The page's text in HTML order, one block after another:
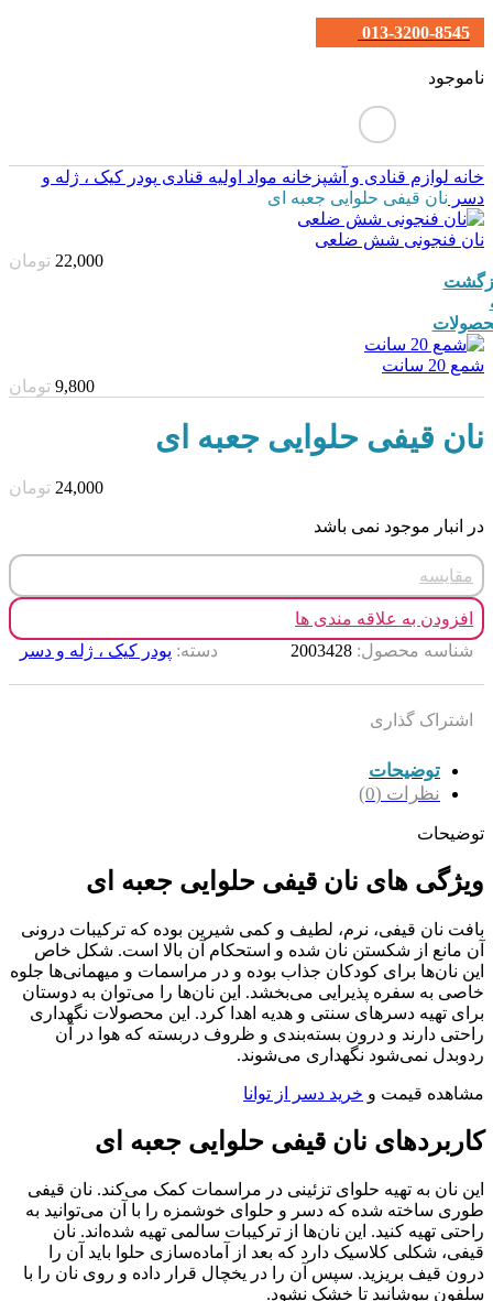
013-3200-8545
ناموجود
خانه لوازم قنادی و آشپزخانه مواد اولیه قنادی پودر کیک ، ژله و
دسر نان قیفی حلوایی جعبه ای
نان فنجونی شش ضلعی
22,000 تومان
شمع 20 سانت
9,800 تومان
نان قیفی حلوایی جعبه ای
24,000 تومان
در انبار موجود نمی باشد
مقایسه
افزودن به علاقه مندی ها
شناسه محصول: 2003428 دسته: پودر کیک ، ژله و دسر
اشتراک گذاری
توضیحات
نظرات (0)
توضیحات
ویژگی های نان قیفی حلوایی جعبه ای
بافت نان قیفی، نرم، لطیف و کمی شیرین بوده که ترکیبات درونی
آن مانع از شکستن نان شده و استحکام آن بالا است. شکل خاص
این نان‌ها برای کودکان جذاب بوده و در مراسمات و میهمانی‌ها جلوه
خاصی به سفره پذیرایی می‌بخشد. این نان‌ها را می‌توان به دوستان
برای تهیه دسرهای سنتی و هدیه اهدا کرد. این محصولات نگهداری
راحتی دارند و درون بسته‌بندی و ظروف دربسته که هوا در آن
رد‌وبدل نمی‌شود نگهداری می‌شوند.
مشاهده قیمت و خرید دسر از توانا
کاربردهای نان قیفی حلوایی جعبه ای
این نان به تهیه حلوای تزئینی در مراسمات کمک می‌کند. نان قیفی
طوری ساخته شده که دسر و حلوای خوشمزه را با آن می‌توانید به
راحتی تهیه کنید. این نان‌ها از ترکیبات سالمی تهیه شده‌اند. نان
قیفی، شکلی کلاسیک دارد که بعد از آماده‌سازی حلوا باید آن را
درون قیف بریزید. سپس آن را در یخچال قرار داده و روی نان را با
سلفون بپوشانید تا خشک نشود.